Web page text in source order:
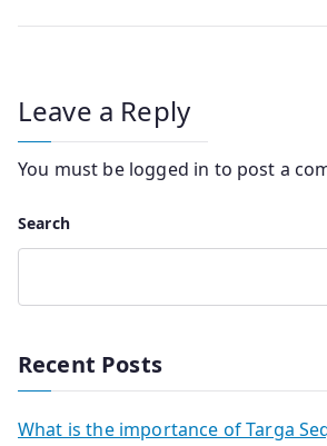
Leave a Reply
You must be logged in to post a
Search
Recent Posts
What is the importance of Targa